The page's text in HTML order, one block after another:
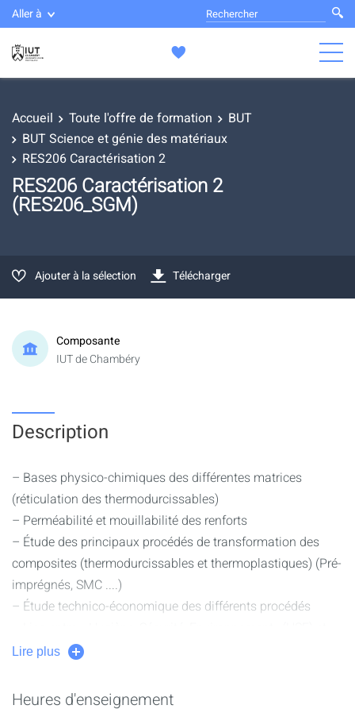
Aller à
Accueil Toute l'offre de formation
BUT
BUT Science et génie des matériaux
RES206 Caractérisation 2
RES206 Caractérisation 2
(RES206_SGM)
Ajouter à la sélection Télécharger
Composante
IUT de Chambéry
Description
– Bases physico-chimiques des différentes matrices
(réticulation des thermodurcissables)
– Perméabilité et mouillabilité des renforts
– Étude des principaux procédés de transformation des
composites (thermodurcissables et thermoplastiques) (Pré-
imprégnés, SMC ....)
– Étude technico-économique des différents procédés
mise en oeuvre
ouvert et moule fermé
Lire plus
Heures d'enseignement